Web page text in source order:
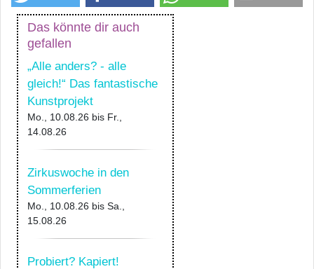
Das könnte dir auch
gefallen
„Alle anders? - alle
gleich!“ Das fantastische
Kunstprojekt
Mo., 10.08.26 bis Fr.,
14.08.26
Zirkuswoche in den
Sommerferien
Mo., 10.08.26 bis Sa.,
15.08.26
Probiert? Kapiert!